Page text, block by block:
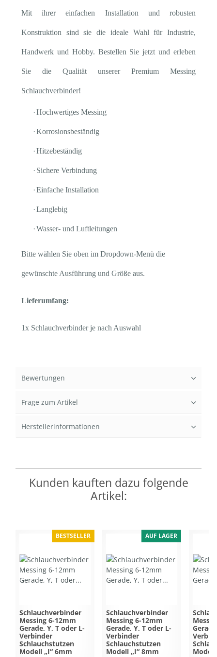
Mit ihrer einfachen Installation und robusten
Konstruktion sind sie die ideale Wahl für Industrie,
Handwerk und Hobby. Bestellen Sie jetzt und erleben
Sie die Qualität unserer Premium Messing
Schlauchverbinder!
·Hochwertiges Messing
·Korrosionsbeständig
·Hitzebeständig
· Sichere Verbindung
·Einfache Installation
·Langlebig
·Wasser- und Luftleitungen
Bitte wählen Sie oben im Dropdown-Menü die
gewünschte Ausführung und Größe aus.
Lieferumfang:
1x Schlauchverbinder je nach Auswahl
Bewertungen
Frage zum Artikel
Herstellerinformationen
Kunden kauften dazu folgende
Artikel:
BESTSELLER
Schlauchverbinder
Messing 6-12mm
Gerade, Y, T oder L-
Verbinder
Schlauchstutzen
Modell „I“ 6mm
AUF LAGER
Schlauchverbinder
Messing 6-12mm
Gerade, Y, T oder L-
Verbinder
Schlauchstutzen
Modell „I“ 8mm
Modell